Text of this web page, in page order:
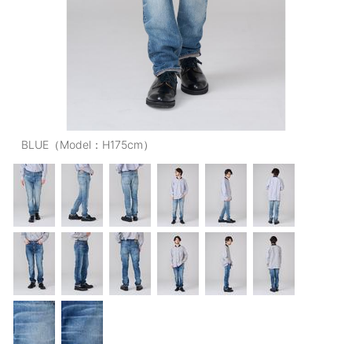
SHIRT : シャツ
OUTERS : アウター
PANTS/SKIRT : パンツ・スカート
TOPS : トップス
OUTERS : アウター
OUTLET : アウトレット
MENS : メンズ
LADIES : レディース
新規会員登録
BLUE（Model：H175cm）